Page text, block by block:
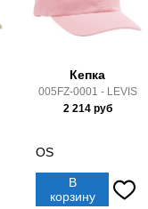
Кепка
005FZ-0001 - LEVIS
2 214руб
OS
В
корзину